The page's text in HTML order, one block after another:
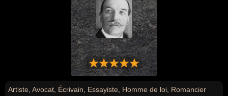
Artiste, Avocat, Écrivain, Essayiste, Homme de loi, Romancier